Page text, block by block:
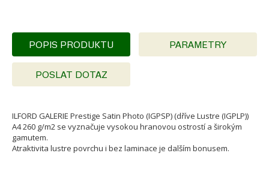
POPIS PRODUKTU PARAMETRY
POSLAT DOTAZ
ILFORD GALERIE Prestige Satin Photo (IGPSP) (dříve Lustre (IGPLP))
A4 260 g/m2 se vyznačuje vysokou hranovou ostrostí a širokým
gamutem.
Atraktivita lustre povrchu i bez laminace je dalším bonusem.